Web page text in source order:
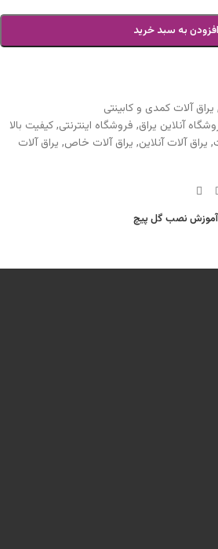
افزودن به سبد خرید
, یراق آلات کمدی و کابینتی
آنلاین یراق, فروشگاه اینترنتی,کیفیت بالا
, یراق آلات آنلاین, یراق آلات خاص, یراق آلات
آموزش نصب گل پیچ